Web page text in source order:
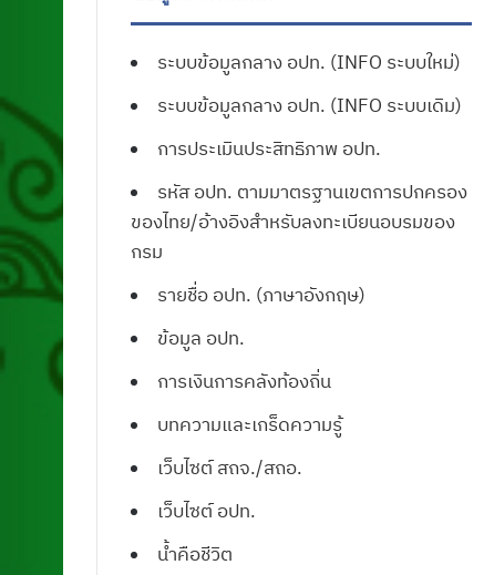
ระบบข้อมูลกลาง อปท. (INFO ระบบใหม่)
ระบบข้อมูลกลาง อปท. (INFO ระบบเดิม)
การประเมินประสิทธิภาพ อปท.
รหัส อปท. ตามมาตรฐานเขตการปกครอง
ของไทย/อ้างอิงสำหรับลงทะเบียนอบรมของ
กรม
รายชื่อ อปท. (ภาษาอังกฤษ)
ข้อมูล อปท.
การเงินการคลังท้องถิ่น
บทความและเกร็ดความรู้
เว็บไซต์ สถจ./สถอ.
เว็บไซต์ อปท.
น้ำคือชีวิต